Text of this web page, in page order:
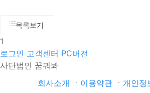
목록보기
1
로그인 고객센터 PC버전
사단법인 꿈꿔봐
회사소개 ㆍ 이용약관 ㆍ 개인정